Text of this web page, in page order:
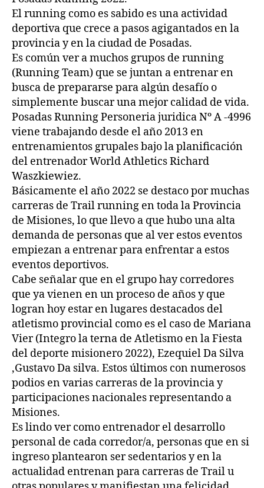
El running como es sabido es una actividad
deportiva que crece a pasos agigantados en la
provincia y en la ciudad de Posadas.
Es común ver a muchos grupos de running
(Running Team) que se juntan a entrenar en
busca de prepararse para algún desafío o
simplemente buscar una mejor calidad de vida.
Posadas Running Personeria juridica Nº A -4996
viene trabajando desde el año 2013 en
entrenamientos grupales bajo la planificación
del entrenador World Athletics Richard
Waszkiewiez.
Básicamente el año 2022 se destaco por muchas
carreras de Trail running en toda la Provincia
de Misiones, lo que llevo a que hubo una alta
demanda de personas que al ver estos eventos
empiezan a entrenar para enfrentar a estos
eventos deportivos.
Cabe señalar que en el grupo hay corredores
que ya vienen en un proceso de años y que
logran hoy estar en lugares destacados del
atletismo provincial como es el caso de Mariana
Vier (Integro la terna de Atletismo en la Fiesta
del deporte misionero 2022), Ezequiel Da Silva
,Gustavo Da silva. Estos últimos con numerosos
podios en varias carreras de la provincia y
participaciones nacionales representando a
Misiones.
Es lindo ver como entrenador el desarrollo
personal de cada corredor/a, personas que en si
ingreso plantearon ser sedentarios y en la
actualidad entrenan para carreras de Trail u